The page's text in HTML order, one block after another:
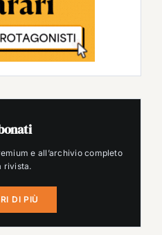
e all’archivio completo
rivista.
DI PIÙ